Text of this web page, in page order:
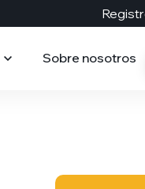
Sobre nosotros